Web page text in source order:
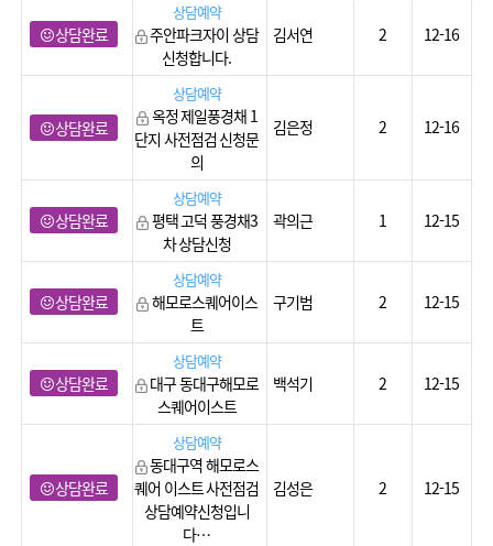
상담완료
상담예약
주안파크자이 상담
신청합니다.
김서연 2 12-16
상담완료
상담예약
옥정 제일풍경채 1
단지 사전점검 신청문
의
김은정 2 12-16
상담완료
상담예약
평택 고덕 풍경채3
차 상담신청
곽의근 1 12-15
상담완료
상담예약
해모로스퀘어이스
트
구기범 2 12-15
상담완료
상담예약
대구 동대구해모로
스퀘어이스트
백석기 2 12-15
상담완료
상담예약
동대구역 해모로스
퀘어 이스트 사전점검
상담예약신청입니
다…
김성은 2 12-15